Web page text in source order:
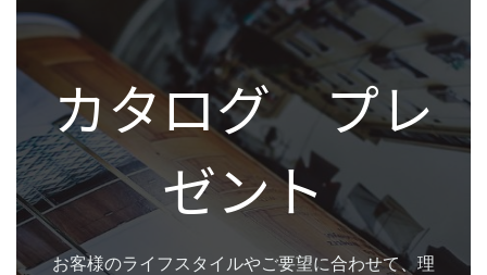
カタログ プレ
ゼント
お客様のライフスタイルやご要望に合わせて、理